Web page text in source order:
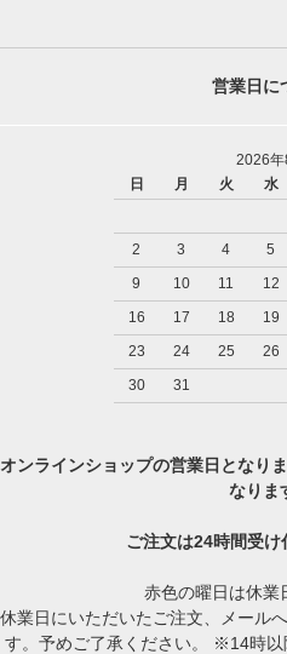
営業日に
2026年
日
月 火 水
2
3 4 5
9
10 11 12
16
17 18 19
23
24 25 26
30
31
オンラインショップの営業日となり
なりま
ご注文は24時間受
赤色の曜日は休業
休業日にいただいたご注文、メール
す。予めご了承ください。 ※14時